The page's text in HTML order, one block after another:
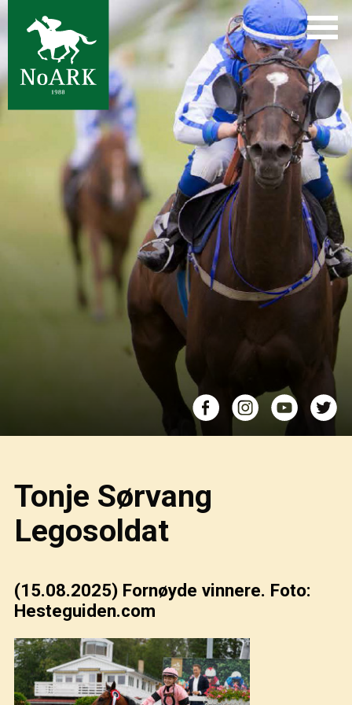
Tonje Sørvang
Legosoldat
(15.08.2025) Fornøyde vinnere. Foto:
Hesteguiden.com